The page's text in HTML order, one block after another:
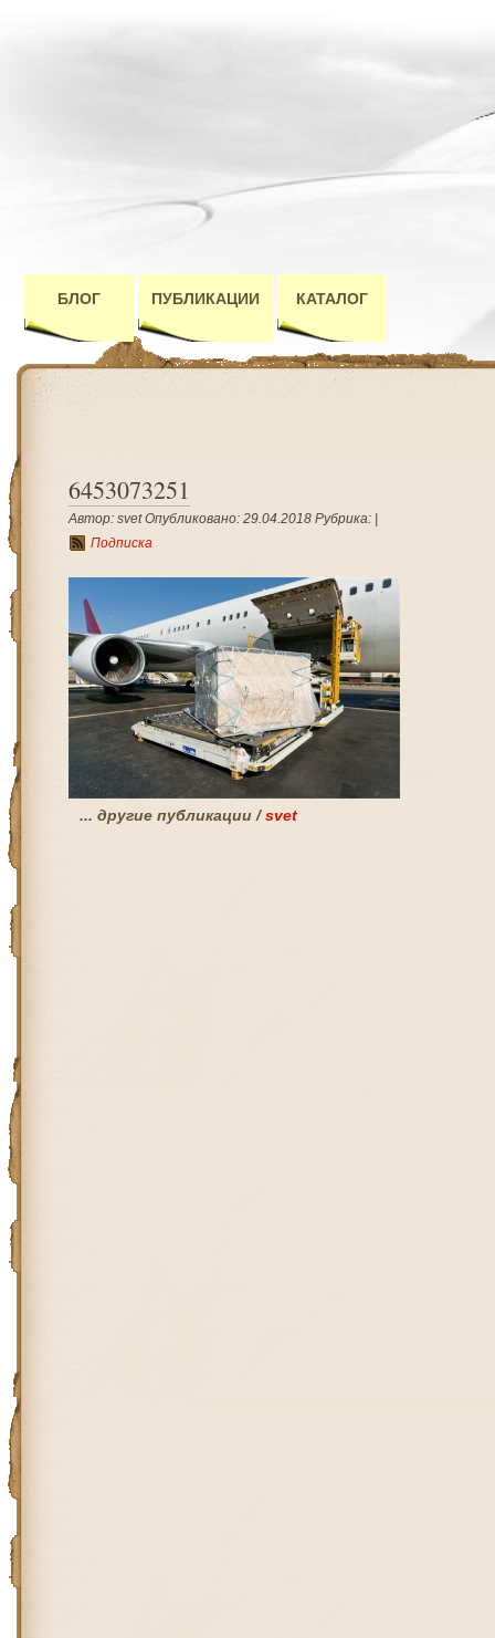
БЛОГ ПУБЛИКАЦИИ КАТАЛОГ
6453073251
Автор: svet Опубликовано: 29.04.2018 Рубрика: |
Подписка
... другие публикации /svet